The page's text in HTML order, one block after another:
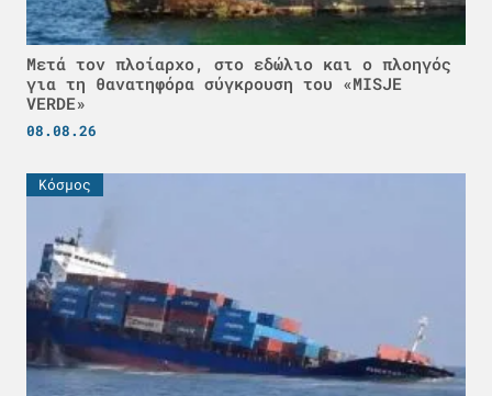
Μετά τον πλοίαρχο, στο εδώλιο και ο πλοηγός
για τη θανατηφόρα σύγκρουση του «MISJE
VERDE»
08.08.26
Κόσμος